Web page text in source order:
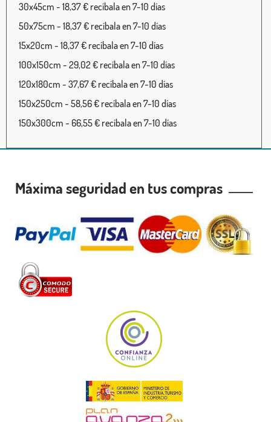
30x45cm - 18,37 € recíbala en 7-10 días
50x75cm - 18,37 € recíbala en 7-10 días
15x20cm - 18,37 € recíbala en 7-10 días
100x150cm - 29,02 € recíbala en 7-10 días
120x180cm - 37,67 € recíbala en 7-10 días
150x250cm - 58,56 € recíbala en 7-10 días
150x300cm - 66,55 € recíbala en 7-10 días
Máxima seguridad en tus compras